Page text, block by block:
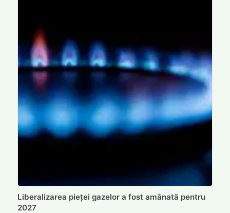
Liberalizarea pieței gazelor a fost amânată pentru
2027